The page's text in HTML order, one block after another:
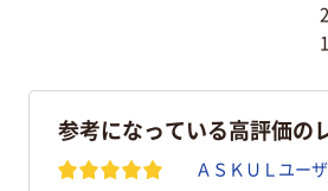
参考になっている高評価の
ＡＳＫＵＬユー